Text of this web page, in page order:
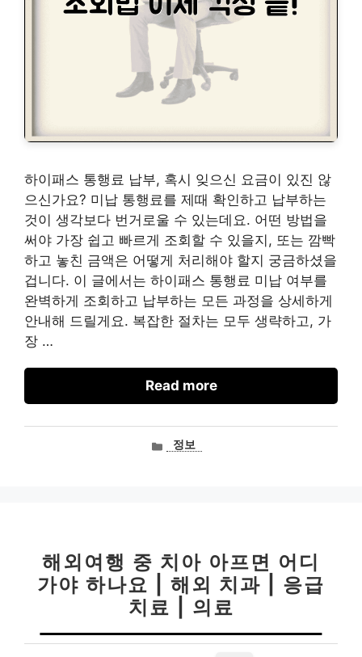
하이패스 통행료 납부, 혹시 잊으신 요금이 있진 않
으신가요? 미납 통행료를 제때 확인하고 납부하는
것이 생각보다 번거로울 수 있는데요. 어떤 방법을
써야 가장 쉽고 빠르게 조회할 수 있을지, 또는 깜빡
하고 놓친 금액은 어떻게 처리해야 할지 궁금하셨을
겁니다. 이 글에서는 하이패스 통행료 미납 여부를
완벽하게 조회하고 납부하는 모든 과정을 상세하게
안내해 드릴게요. 복잡한 절차는 모두 생략하고, 가
장 …
Read more
카정보
해외여행 중 치아 아프면 어디
가야 하나요 | 해외 치과 | 응급
치료 | 의료